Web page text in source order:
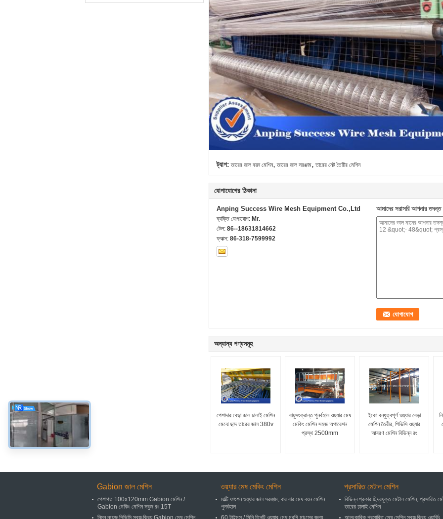
ট্যাগ: তারের জাল বয়ন মেশিন, তারের জাল সরঞ্জাম, তারের নেট তৈরীর মেশিন
যোগাযোগের ঠিকানা
Anping Success Wire Mesh Equipment Co.,Ltd
ব্যক্তি যোগাযোগ: Mr.
টেল: 86--18631814662
ফ্যাক্স: 86-318-7599992
আমাদের সরাসরি আপনার তদন্ত
অন্যান্য পণ্যসমূহ
পেশাদার বেড়া জাল ঢালাই মেশিন
মেঝে ছাদ তারের জাল 380v
বায়ুসংক্রান্ত পুনর্বহাল ওয়্যার মেষ
মেকিং মেশিন সহজ অপারেশন
প্রস্থ 2500mm
ইকো বন্ধুত্বপূর্ণ ওয়্যার বেড়া
মেশিন তৈরীর, পিভিসি ওয়্যার
আবরণ মেশিন বিভিন্ন রং
Gabion জাল মেশিন
পেশাগত 100x120mm Gabion মেশিন /
Gabion মেকিং মেশিন সবুজ রং 15T
নিম্ন নয়েজ পিভিসি স্বয়ংক্রিয় Gabion মেষ মেশিন
ওয়্যার মেষ মেকিং মেশিন
মাল্টি ফাংশন ওয়্যার জাল সরঞ্জাম, বার বার মেষ বয়ন মেশিন
পুনর্বহাল
60 টাইমস / মিনি তিনটি ওয়্যার মেষ মুরগি মাংসের জন্য
প্রসারিত মেটাল মেশিন
বিভিন্ন প্রকার ছিদ্রযুক্ত মেটাল মেশিন, প্রসারিত
তারের ঢালাই মেশিন
আলংকারিক প্রসারিত মেষ মেশিন স্বয়ংক্রিয় ওয়ার্কিং